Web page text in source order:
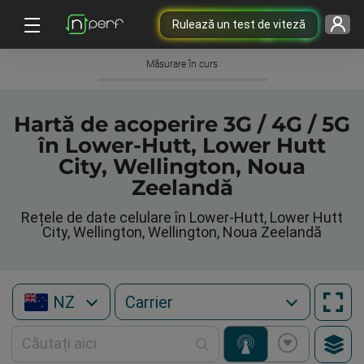
Rulează un test de viteză
Măsurare în curs
Hartă de acoperire 3G / 4G / 5G
în Lower-Hutt, Lower Hutt
City, Wellington, Noua
Zeelandă
Rețele de date celulare în Lower-Hutt, Lower Hutt
City, Wellington, Wellington, Noua Zeelandă
NZ